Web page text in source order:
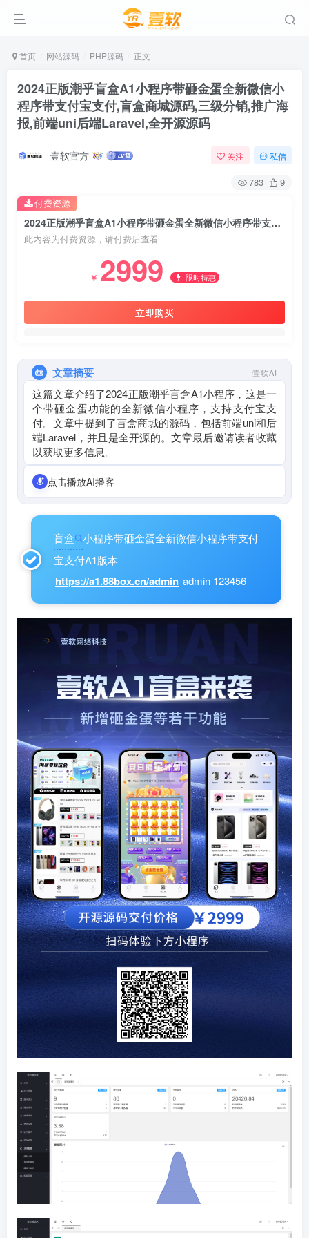
首页 网站源码 PHP源码 正文
2024正版潮乎盲盒A1小程序带砸金蛋全新微信小
程序带支付宝支付,盲盒商城源码,三级分销,推广海
报,前端uni后端Laravel,全开源源码
壹软官方 关注 私信
783 9
2024正版潮乎盲盒A1小程序带砸金蛋全新微信小程序带支付宝支付,盲盒商城源码,三级分销,推广海报,前端uni后端Laravel,全开源源码
此内容为付费资源，请付费后查看
￥ 2999 限时特惠
立即购买
付费资源
文章摘要 壹软AI
这篇文章介绍了2024正版潮乎盲盒A1小程序，这是一
个带砸金蛋功能的全新微信小程序，支持支付宝支
付。文章中提到了盲盒商城的源码，包括前端uni和后
端Laravel，并且是全开源的。文章最后邀请读者收藏
以获取更多信息。
点击播放AI播客
盲盒
小程序带砸金蛋全新微信小程序带支付
宝支付A1版本
https://a1.88box.cn/admin admin 123456